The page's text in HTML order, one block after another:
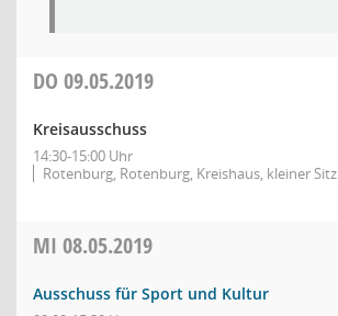
DO 09.05.2019
Kreisausschuss
14:30-15:00 Uhr
Rotenburg, Rotenburg, Kreishaus, kleiner
MI 08.05.2019
Ausschuss für Sport und Kultur